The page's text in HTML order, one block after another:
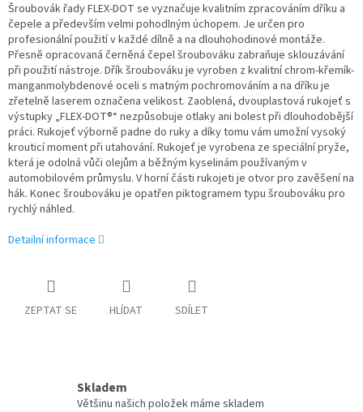
Šroubovák řady FLEX-DOT se vyznačuje kvalitním zpracováním dříku a
čepele a především velmi pohodlným úchopem. Je určen pro
profesionální použití v každé dílně a na dlouhohodinové montáže.
Přesně opracovaná černěná čepel šroubováku zabraňuje sklouzávání
při použití nástroje. Dřík šroubováku je vyroben z kvalitní chrom-křemík-
manganmolybdenové oceli s matným pochromováním a na dříku je
zřetelně laserem označena velikost. Zaoblená, dvouplastová rukojeť s
výstupky „FLEX-DOT®“ nezpůsobuje otlaky ani bolest při dlouhodobější
práci. Rukojeť výborně padne do ruky a díky tomu vám umožní vysoký
krouticí moment při utahování. Rukojeť je vyrobena ze speciální pryže,
která je odolná vůči olejům a běžným kyselinám používaným v
automobilovém průmyslu. V horní části rukojeti je otvor pro zavěšení na
hák. Konec šroubováku je opatřen piktogramem typu šroubováku pro
rychlý náhled.
Detailní informace
ZEPTAT SE HLÍDAT SDÍLET
Skladem
Většinu našich položek máme skladem